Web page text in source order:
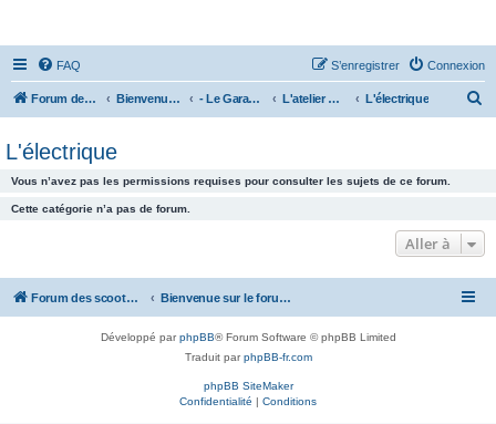
FAQ Connexion
S’enregistrer
Forum des scooters SYM - GTS -MAXSYM - CRUISYM - JOYMAX - Maxsym TL Bienvenue sur le forum des scooters de la gamme SYM - Le Garage - L'atelier mécanique L'électrique
r
c
L'électrique
Vous n’avez pas les permissions requises pour consulter les sujets de ce forum.
Cette catégorie n’a pas de forum.
Aller à
Forum des scooters SYM - GTS -MAXSYM - CRUISYM - JOYMAX - Maxsym TL Bienvenue sur le forum des scooters de la gamme SYM
Développé parphpBB® Forum Software © phpBB Limited
Traduit parphpBB-fr.com
phpBB SiteMaker
Confidentialité | Conditions